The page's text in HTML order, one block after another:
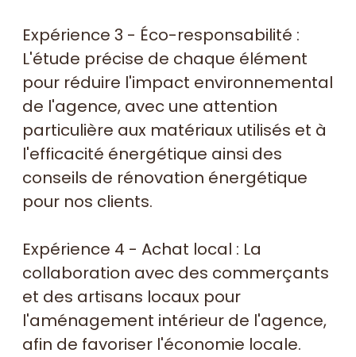
Expérience 3 - Éco-responsabilité :
L'étude précise de chaque élément
pour réduire l'impact environnemental
de l'agence, avec une attention
particulière aux matériaux utilisés et à
l'efficacité énergétique ainsi des
conseils de rénovation énergétique
pour nos clients.
Expérience 4 - Achat local : La
collaboration avec des commerçants
et des artisans locaux pour
l'aménagement intérieur de l'agence,
afin de favoriser l'économie locale.